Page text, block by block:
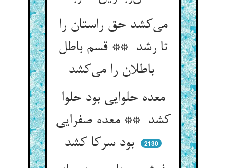
می‌کشد حق راستان را
تا رشد ** قسم باطل
باطلان را می‌کشد
معده حلوایی بود حلوا
کشد ** معده صفرایی
بود سرکا کشد
2130